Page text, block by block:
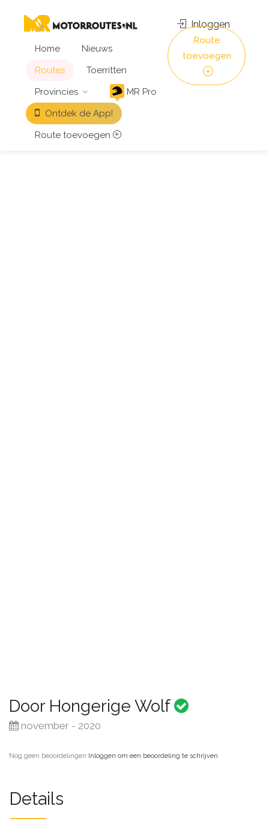
Home
Nieuws
Routes
Toerritten
Provincies
MR Pro
Ontdek de App!
Route toevoegen
Inloggen
Route
toevoegen
Door Hongerige Wolf
november - 2020
Nog geen beoordelingen·Inloggen om een beoordeling te schrijven
Details